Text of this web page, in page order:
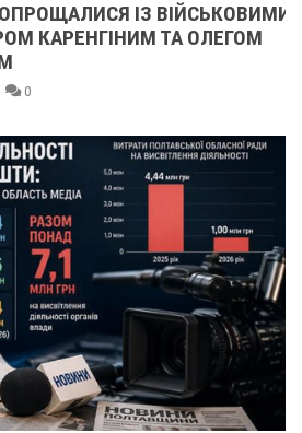
ІЗ ВІЙСЬКОВИМИ
ТА ОЛЕГОМ